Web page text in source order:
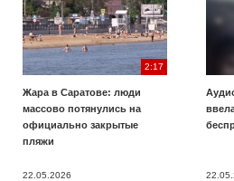
2:17
Жара в Саратове: люди
массово потянулись на
официально закрытые
пляжи
22.05.2026